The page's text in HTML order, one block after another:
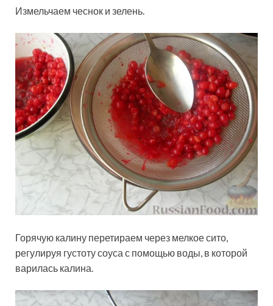
Измельчаем чеснок и зелень.
Горячую калину перетираем через мелкое сито,
регулируя густоту соуса с помощью воды, в которой
варилась калина.